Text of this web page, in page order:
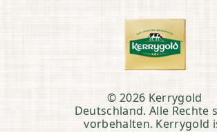
© 2026 Kerrygold
Deutschland. Alle Rechte
vorbehalten. Kerrygold